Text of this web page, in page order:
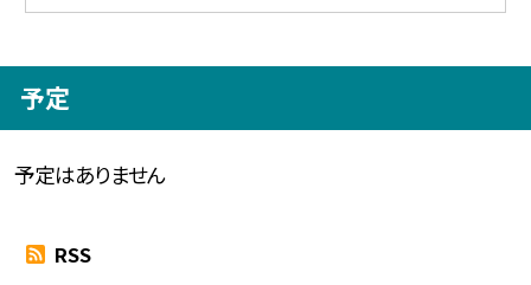
予定
予定はありません
RSS